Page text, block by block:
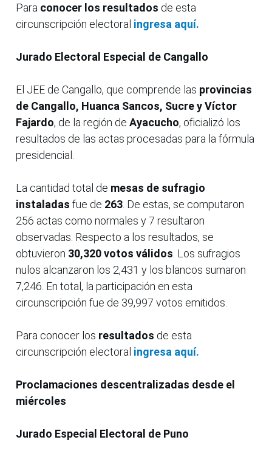
Para conocer los resultados de esta
circunscripción electoral ingresa aquí.
Jurado Electoral Especial de Cangallo
El JEE de Cangallo, que comprende las provincias
de Cangallo, Huanca Sancos, Sucre y Víctor
Fajardo, de la región de Ayacucho, oficializó los
resultados de las actas procesadas para la fórmula
presidencial.
La cantidad total de mesas de sufragio
instaladas fue de 263 . De estas, se computaron
256 actas como normales y 7 resultaron
observadas. Respecto a los resultados, se
obtuvieron 30,320 votos válidos . Los sufragios
nulos alcanzaron los 2,431 y los blancos sumaron
7,246. En total, la participación en esta
circunscripción fue de 39,997 votos emitidos.
Para conocer los resultados de esta
circunscripción electoral ingresa aquí.
Proclamaciones descentralizadas desde el
miércoles
Jurado Especial Electoral de Puno